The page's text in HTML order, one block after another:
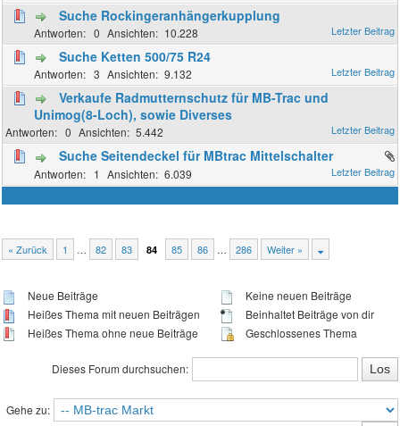
Suche Rockingeranhängerkupplung
0 10.228
Suche Ketten 500/75 R24
3 9.132
Verkaufe Radmutternschutz für MB-Trac und
Unimog(8-Loch), sowie Diverses
0 5.442
Suche Seitendeckel für MBtrac Mittelschalter
1 6.039
« Zurück 1 … 82 83 84 85 86 … 286 Weiter »
Neue Beiträge
Heißes Thema mit neuen Beiträgen
Heißes Thema ohne neue Beiträge
Keine neuen Beiträge
Beinhaltet Beiträge von dir
Geschlossenes Thema
Dieses Forum durchsuchen:
Gehe zu: